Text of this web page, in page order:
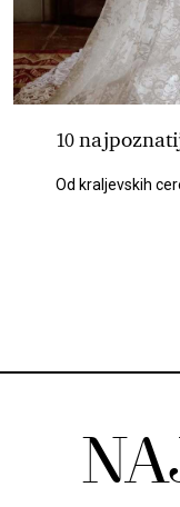
10
Od kraljevskih